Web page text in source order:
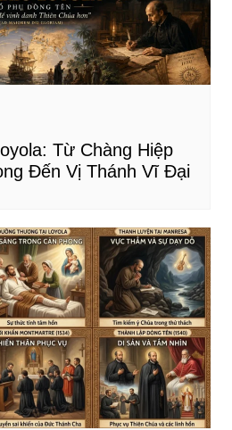
Từ Chàng Hiệp
Đến Vị Thánh Vĩ Đại